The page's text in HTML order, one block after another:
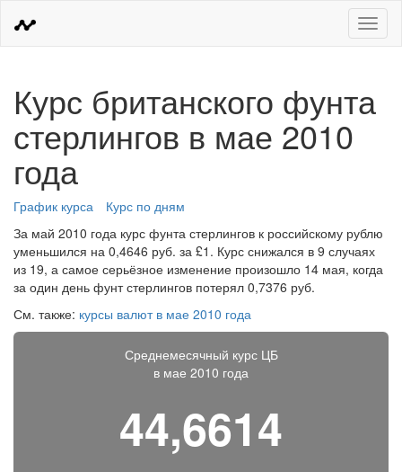
Меню
Курс британского фунта
стерлингов в мае 2010
года
График курса
Курс по дням
За май 2010 года курс фунта стерлингов к российскому рублю
уменьшился на 0,4646 руб. за £1. Курс снижался в 9 случаях
из 19, а самое серьёзное изменение произошло 14 мая, когда
за один день фунт стерлингов потерял 0,7376 руб.
См. также: курсы валют в мае 2010 года
Среднемесячный курс ЦБ
в мае 2010 года
44,6614